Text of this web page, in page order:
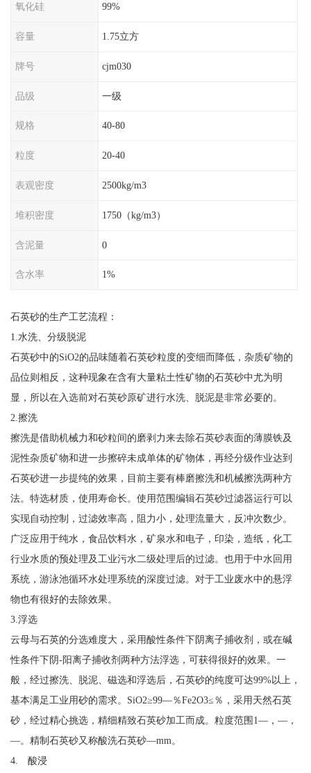
氧化硅 99%
容量 1.75立方
牌号 cjm030
品级 一级
规格 40-80
粒度 20-40
表观密度 2500kg/m3
堆积密度 1750（kg/m3）
含泥量 0
含水率 1%
石英砂的生产工艺流程：
1.水洗、分级脱泥
石英砂中的SiO2的品味随着石英砂粒度的变细而降低，杂质矿物的
品位则相反，这种现象在含有大量粘土性矿物的石英砂中尤为明
显，所以在入选前对石英砂原矿进行水洗、脱泥是非常必要的。
2.擦洗
擦洗是借助机械力和砂粒间的磨剥力来去除石英砂表面的薄膜铁及
泥性杂质矿物和进一步擦碎未成单体的矿物体，再经分级作业达到
石英砂进一步提纯的效果，目前主要有棒磨擦洗和机械擦洗两种方
法。特选材质，使用寿命长。使用范围编辑石英砂过滤器运行可以
实现自动控制，过滤效率高，阻力小，处理流量大，反冲次数少。
广泛应用于纯水，食品饮料水，矿泉水和电子，印染，造纸，化工
行业水质的预处理及工业污水二级处理后的过滤。也用于中水回用
系统，游泳池循环水处理系统的深度过滤。对于工业废水中的悬浮
物也有很好的去除效果。
3.浮选
云母与石英的分选难度大，采用酸性条件下阴离子捕收剂，或在碱
性条件下阴-阳离子捕收剂两种方法浮选，可获得很好的效果。一
般，经过擦洗、脱泥、磁选和浮选后，石英砂的纯度可达99%以上，
基本满足工业用砂的需求。SiO2≥99—％Fe2O3≤％，采用天然石英
砂，经过精心挑选，精细精致石英砂加工而成。粒度范围1—，—，
—。精制石英砂又称酸洗石英砂—mm。
4. 酸浸